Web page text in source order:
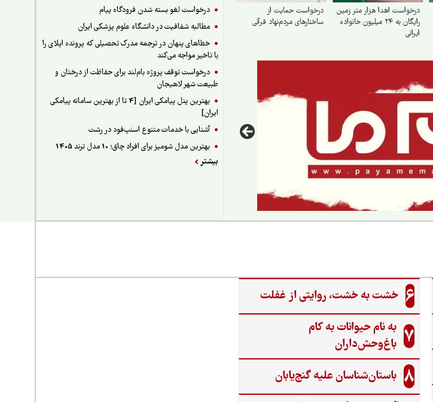
درخواست لغو بسته شدن فرودگاه پیام
مطالبه شفافیت در دانشگاه علوم پزشکی ایران
خطاهای پنهان در ترجمه مدرک تحصیلی که پرونده اپلای را
با تاخیر مواجه می‌کند
درخواست توقف پروژه بام‌لند برای حفاظت از درختان و
طبیعت شهر لاهیجان
بهترین پنل پیامکی ایران [4 تا از بهترین سامانه پیامکی
ایران]
آشنایی با خدمات متنوع اسنپ‌فود در رشت
بهترین مدل شومیز برای افراد چاق؛ 10 مدل ترند 1405
بیشتر
درخواست اهدا هزار متر زمین
رایگان به ۲۴ میلیون خانواده
ایرانی
درخواست حمایت از
ساختارهای مردم‌نهاد قرآنی
6 خشت به خشت، روایتی از غفلت
7 به نام حیوانات به کام
باغ‌وحش‌داران
8 باستان‌شناسان علیه گنج‌یابان